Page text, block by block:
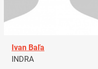
Ivan Baľa
INDRA